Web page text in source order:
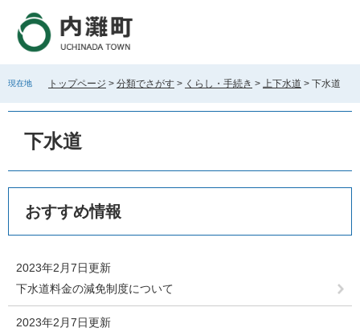
で
ば
現在地 トップページ > 分類でさがす > くらし・手続き > 上下水道 > 下水道
下水道
おすすめ情報
2023年2月7日更新
下水道料金の減免制度について
2023年2月7日更新